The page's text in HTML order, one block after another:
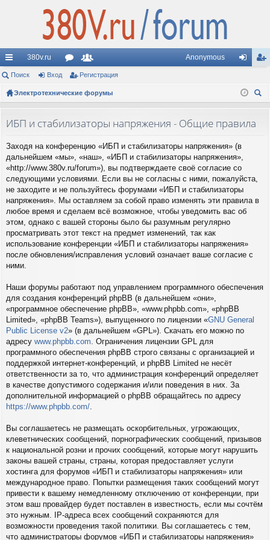
с
ы
и
380v.ru
ор
ум
ол
ьз
ат
ел
и
Anonymous
д ис
Поиск Вход Регистрация
Электротехнические форумы
ИБП и стабилизаторы напряжения - Общие правила
Заходя на конференцию «ИБП и стабилизаторы напряжения» (в
дальнейшем «мы», «наш», «ИБП и стабилизаторы напряжения»,
«http://www.380v.ru/forum»), вы подтверждаете своё согласие со
следующими условиями. Если вы не согласны с ними, пожалуйста,
не заходите и не пользуйтесь форумами «ИБП и стабилизаторы
напряжения». Мы оставляем за собой право изменять эти правила в
любое время и сделаем всё возможное, чтобы уведомить вас об
этом, однако с вашей стороны было бы разумным регулярно
просматривать этот текст на предмет изменений, так как
использование конференции «ИБП и стабилизаторы напряжения»
после обновления/исправления условий означает ваше согласие с
ними.
Наши форумы работают под управлением программного обеспечения
для создания конференций phpBB (в дальнейшем «они»,
«программное обеспечение phpBB», «www.phpbb.com», «phpBB
Limited», «phpBB Teams»), выпущенного по лицензии «GNU General
Public License v2» (в дальнейшем «GPL»). Скачать его можно по
адресу www.phpbb.com . Ограничения лицензии GPL для
программного обеспечения phpBB строго связаны с организацией и
поддержкой интернет-конференций, и phpBB Limited не несёт
ответственности за то, что администрация конференций определяет
в качестве допустимого содержания и/или поведения в них. За
дополнительной информацией о phpBB обращайтесь по адресу
https://www.phpbb.com/
Вы соглашаетесь не размещать оскорбительных, угрожающих,
клеветнических сообщений, порнографических сообщений, призывов
к национальной розни и прочих сообщений, которые могут нарушить
законы вашей страны, страны, которая предоставляет услуги
хостинга для форумов «ИБП и стабилизаторы напряжения» или
международное право. Попытки размещения таких сообщений могут
привести к вашему немедленному отключению от конференции, при
этом ваш провайдер будет поставлен в известность, если мы сочтём
это нужным. IP-адреса всех сообщений сохраняются для
возможности проведения такой политики. Вы соглашаетесь с тем,
что администраторы форумов «ИБП и стабилизаторы напряжения»